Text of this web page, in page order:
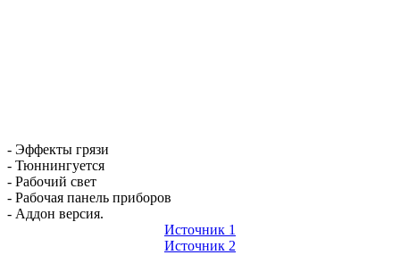
- Эффекты грязи
- Тюннингуется
- Рабочий свет
- Рабочая панель приборов
- Аддон версия.
Источник 1
Источник 2